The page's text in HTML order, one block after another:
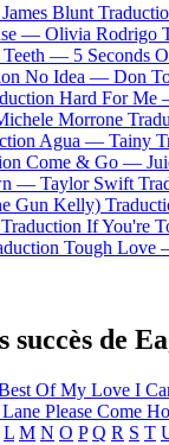
James Blunt
— Olivia Rodrigo
Teeth — 5 Seconds
No Idea — Don
Hard For Me
Morrone
Agua — Tainy
Come & Go —
— Taylor Swift
Gun Kelly)
Traduction If You're
Tough Love
succès de
Of My Love I
Please Come
L M N O P Q R S T